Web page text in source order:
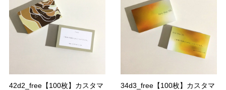
42d2_free【100枚】カスタマ
34d3_free【100枚】カスタマ